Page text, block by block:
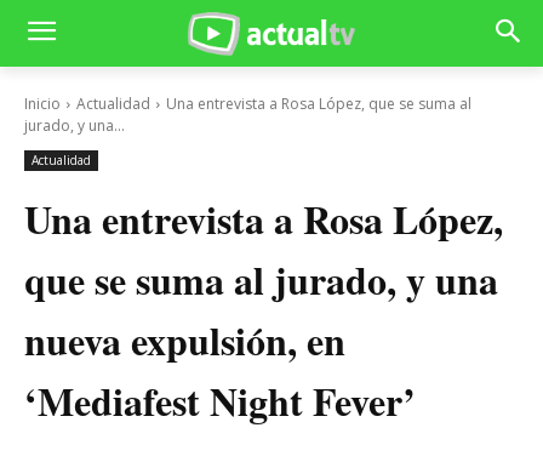
Inicio Actualidad
Una entrevista a Rosa López, que se suma al
jurado, y una...
Actualidad
Una entrevista a Rosa López,
que se suma al jurado, y una
nueva expulsión, en
‘Mediafest Night Fever’